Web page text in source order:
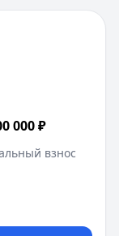
000 ₽
взнос